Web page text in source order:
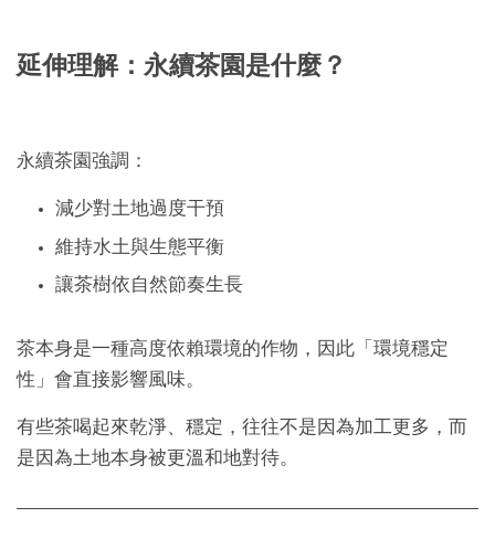
延伸理解：永續茶園是什麼？
永續茶園強調：
減少對土地過度干預
維持水土與生態平衡
讓茶樹依自然節奏生長
茶本身是一種高度依賴環境的作物，因此「環境穩定
性」會直接影響風味。
有些茶喝起來乾淨、穩定，往往不是因為加工更多，而
是因為土地本身被更溫和地對待。